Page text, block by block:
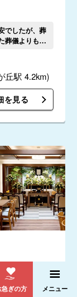
でしたが、葬
葬儀よりも丁
丘駅 4.2km)
を見る
したが、ご対
電話をかける
急ぎの方 メニュー